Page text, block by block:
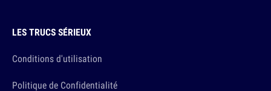
LES TRUCS SÉRIEUX
Conditions d'utilisation
Politique de Confidentialité